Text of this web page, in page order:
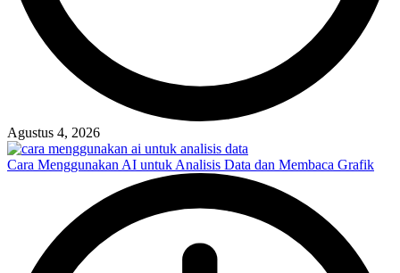
Agustus 4, 2026
Cara Menggunakan AI untuk Analisis Data dan Membaca Grafik